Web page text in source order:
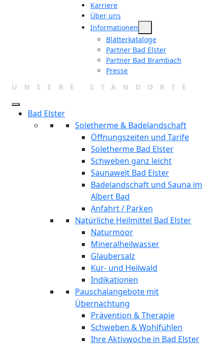
Karriere
Über uns
Informationen
Blätterkataloge
Partner Bad Elster
Partner Bad Brambach
Presse
UNSERE STANDORTE
Bad Elster
Soletherme & Badelandschaft
Öffnungszeiten und Tarife
Soletherme Bad Elster
Schweben ganz leicht
Saunawelt Bad Elster
Badelandschaft und Sauna im
Albert Bad
Anfahrt / Parken
Natürliche Heilmittel Bad Elster
Naturmoor
Mineralheilwasser
Glaubersalz
Kur- und Heilwald
Indikationen
Pauschalangebote mit
Übernachtung
Prävention & Therapie
Schweben & Wohlfühlen
Ihre Aktivwoche in Bad Elster